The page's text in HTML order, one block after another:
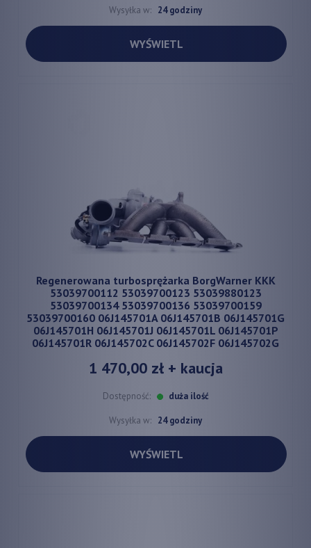
Wysyłka w: 24 godziny
WYŚWIETL
Regenerowana turbosprężarka BorgWarner KKK
53039700112 53039700123 53039880123
53039700134 53039700136 53039700159
53039700160 06J145701A 06J145701B 06J145701G
06J145701H 06J145701J 06J145701L 06J145701P
06J145701R 06J145702C 06J145702F 06J145702G
1 470,00 zł+ kaucja
Dostępność: duża ilość
Wysyłka w: 24 godziny
WYŚWIETL